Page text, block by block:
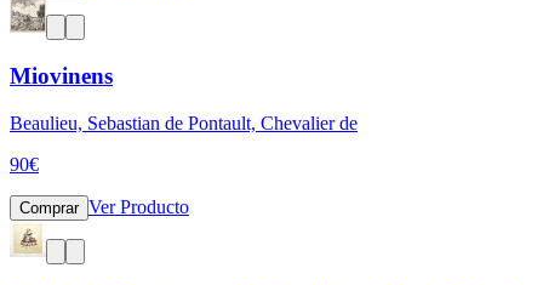
Miovinens
Beaulieu, Sebastian de Pontault, Chevalier de
90€
Comprar Ver Producto